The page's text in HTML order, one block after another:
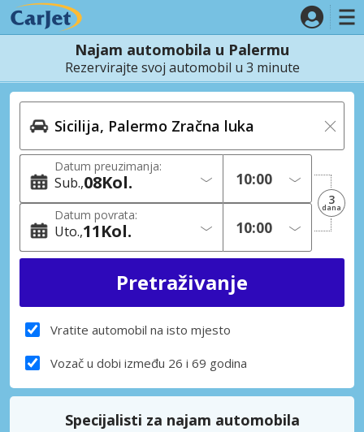
Najam automobila u Palermu
Rezervirajte svoj automobil u 3 minute
Datum preuzimanja:
Sub. 08Kol.
Datum povrata:
Uto. 11Kol.
3
dana
Vratite automobil na isto mjesto
Vozač u dobi između 26 i 69 godina
Specijalisti za najam automobila